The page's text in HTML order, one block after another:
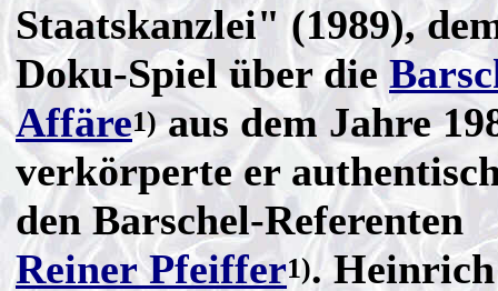
Staatskanzlei" (1989),
Doku-Spiel über die
Affäre1)aus dem Jahre
verkörperte er
den Barschel-Referenten
Reiner Pfeiffer1). Heinrich